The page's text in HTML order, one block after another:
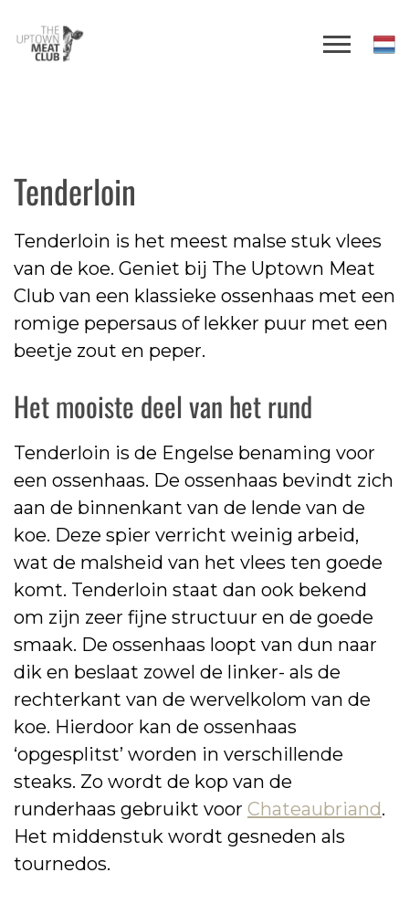
Tenderloin
Tenderloin is het meest malse stuk vlees
van de koe. Geniet bij The Uptown Meat
Club van een klassieke ossenhaas met een
romige pepersaus of lekker puur met een
beetje zout en peper.
Het mooiste deel van het rund
Tenderloin is de Engelse benaming voor
een ossenhaas. De ossenhaas bevindt zich
aan de binnenkant van de lende van de
koe. Deze spier verricht weinig arbeid,
wat de malsheid van het vlees ten goede
komt. Tenderloin staat dan ook bekend
om zijn zeer fijne structuur en de goede
smaak. De ossenhaas loopt van dun naar
dik en beslaat zowel de linker- als de
rechterkant van de wervelkolom van de
koe. Hierdoor kan de ossenhaas
‘opgesplitst’ worden in verschillende
steaks. Zo wordt de kop van de
runderhaas gebruikt voor Chateaubriand.
Het middenstuk wordt gesneden als
tournedos.